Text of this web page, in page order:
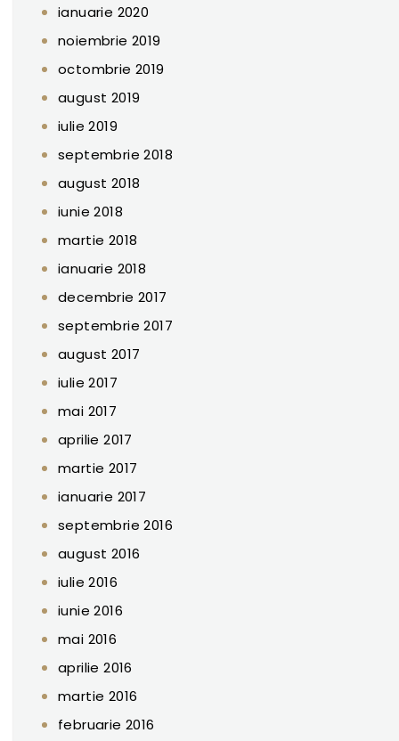
ianuarie 2020
noiembrie 2019
octombrie 2019
august 2019
iulie 2019
septembrie 2018
august 2018
iunie 2018
martie 2018
ianuarie 2018
decembrie 2017
septembrie 2017
august 2017
iulie 2017
mai 2017
aprilie 2017
martie 2017
ianuarie 2017
septembrie 2016
august 2016
iulie 2016
iunie 2016
mai 2016
aprilie 2016
martie 2016
februarie 2016